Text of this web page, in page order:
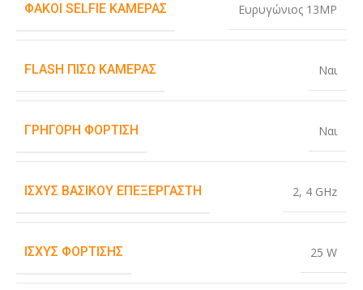
ΦΑΚΟΊ SELFIE ΚΆΜΕΡΑΣ Ευρυγώνιος 13MP
FLASH ΠΊΣΩ ΚΆΜΕΡΑΣ Ναι
ΓΡΉΓΟΡΗ ΦΌΡΤΙΣΗ Ναι
ΙΣΧΎΣ ΒΑΣΙΚΟΎ ΕΠΕΞΕΡΓΑΣΤΉ 2, 4 GHz
ΙΣΧΎΣ ΦΌΡΤΙΣΗΣ 25 W